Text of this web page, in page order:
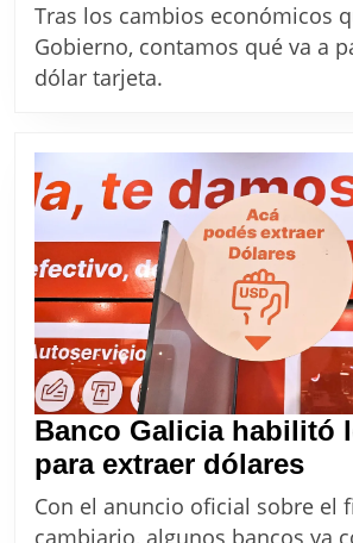
oficiales
a
pasar
dólar
tarjeta
tras
la
eliminación
del
CEPO
Tras los cambios económicos
Gobierno, contamos qué va a
dólar tarjeta.
Banco Galicia habilitó
para extraer dólares
Con el anuncio oficial sobre el
cambiario, algunos bancos ya